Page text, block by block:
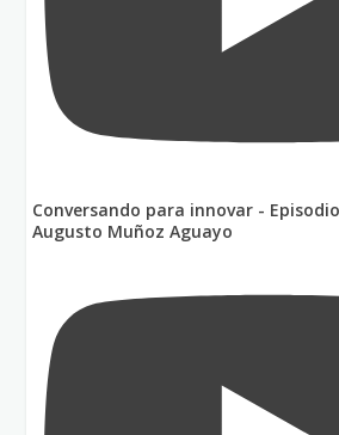
Conversando para innovar -
Augusto Muñoz Aguayo